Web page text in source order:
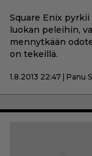
Square Enix
luokan peleihin,
mennytkään
on tekeillä.
1.8.2013 22:47 | Panu